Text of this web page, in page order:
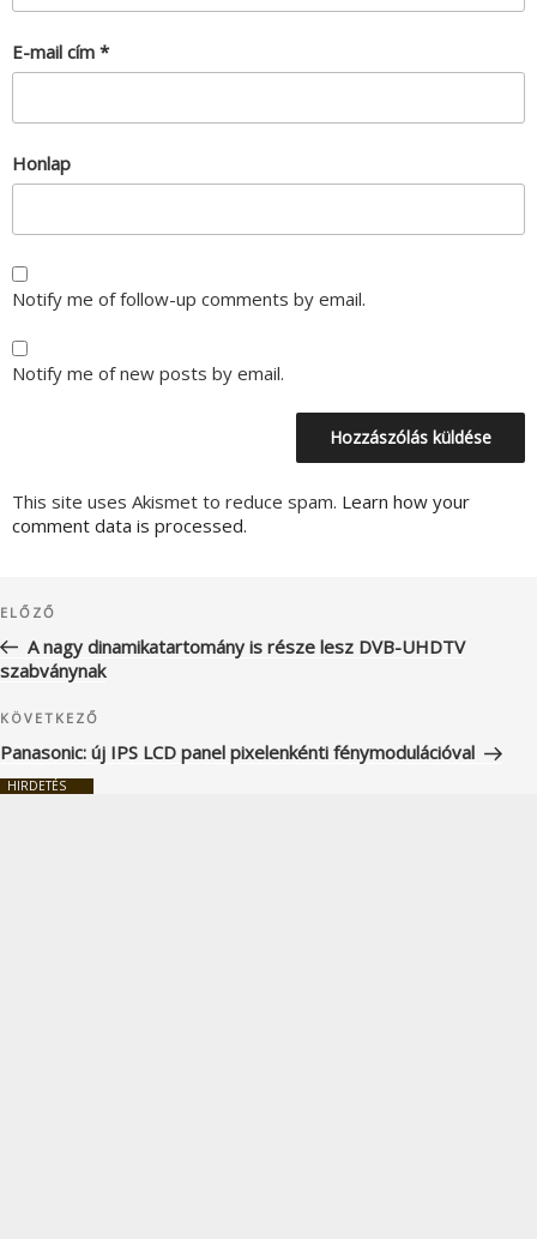
E-mail cím *
Honlap
Notify me of follow-up comments by email.
Notify me of new posts by email.
This site uses Akismet to reduce spam. Learn how your
comment data is processed.
navigáció
Korábbi
bejegyzés
ELŐZŐ
A nagy dinamikatartomány is része lesz DVB-UHDTV
szabványnak
Következő
bejegyzés
KÖVETKEZŐ
Panasonic: új IPS LCD panel pixelenkénti fénymodulációval
HIRDETÉS